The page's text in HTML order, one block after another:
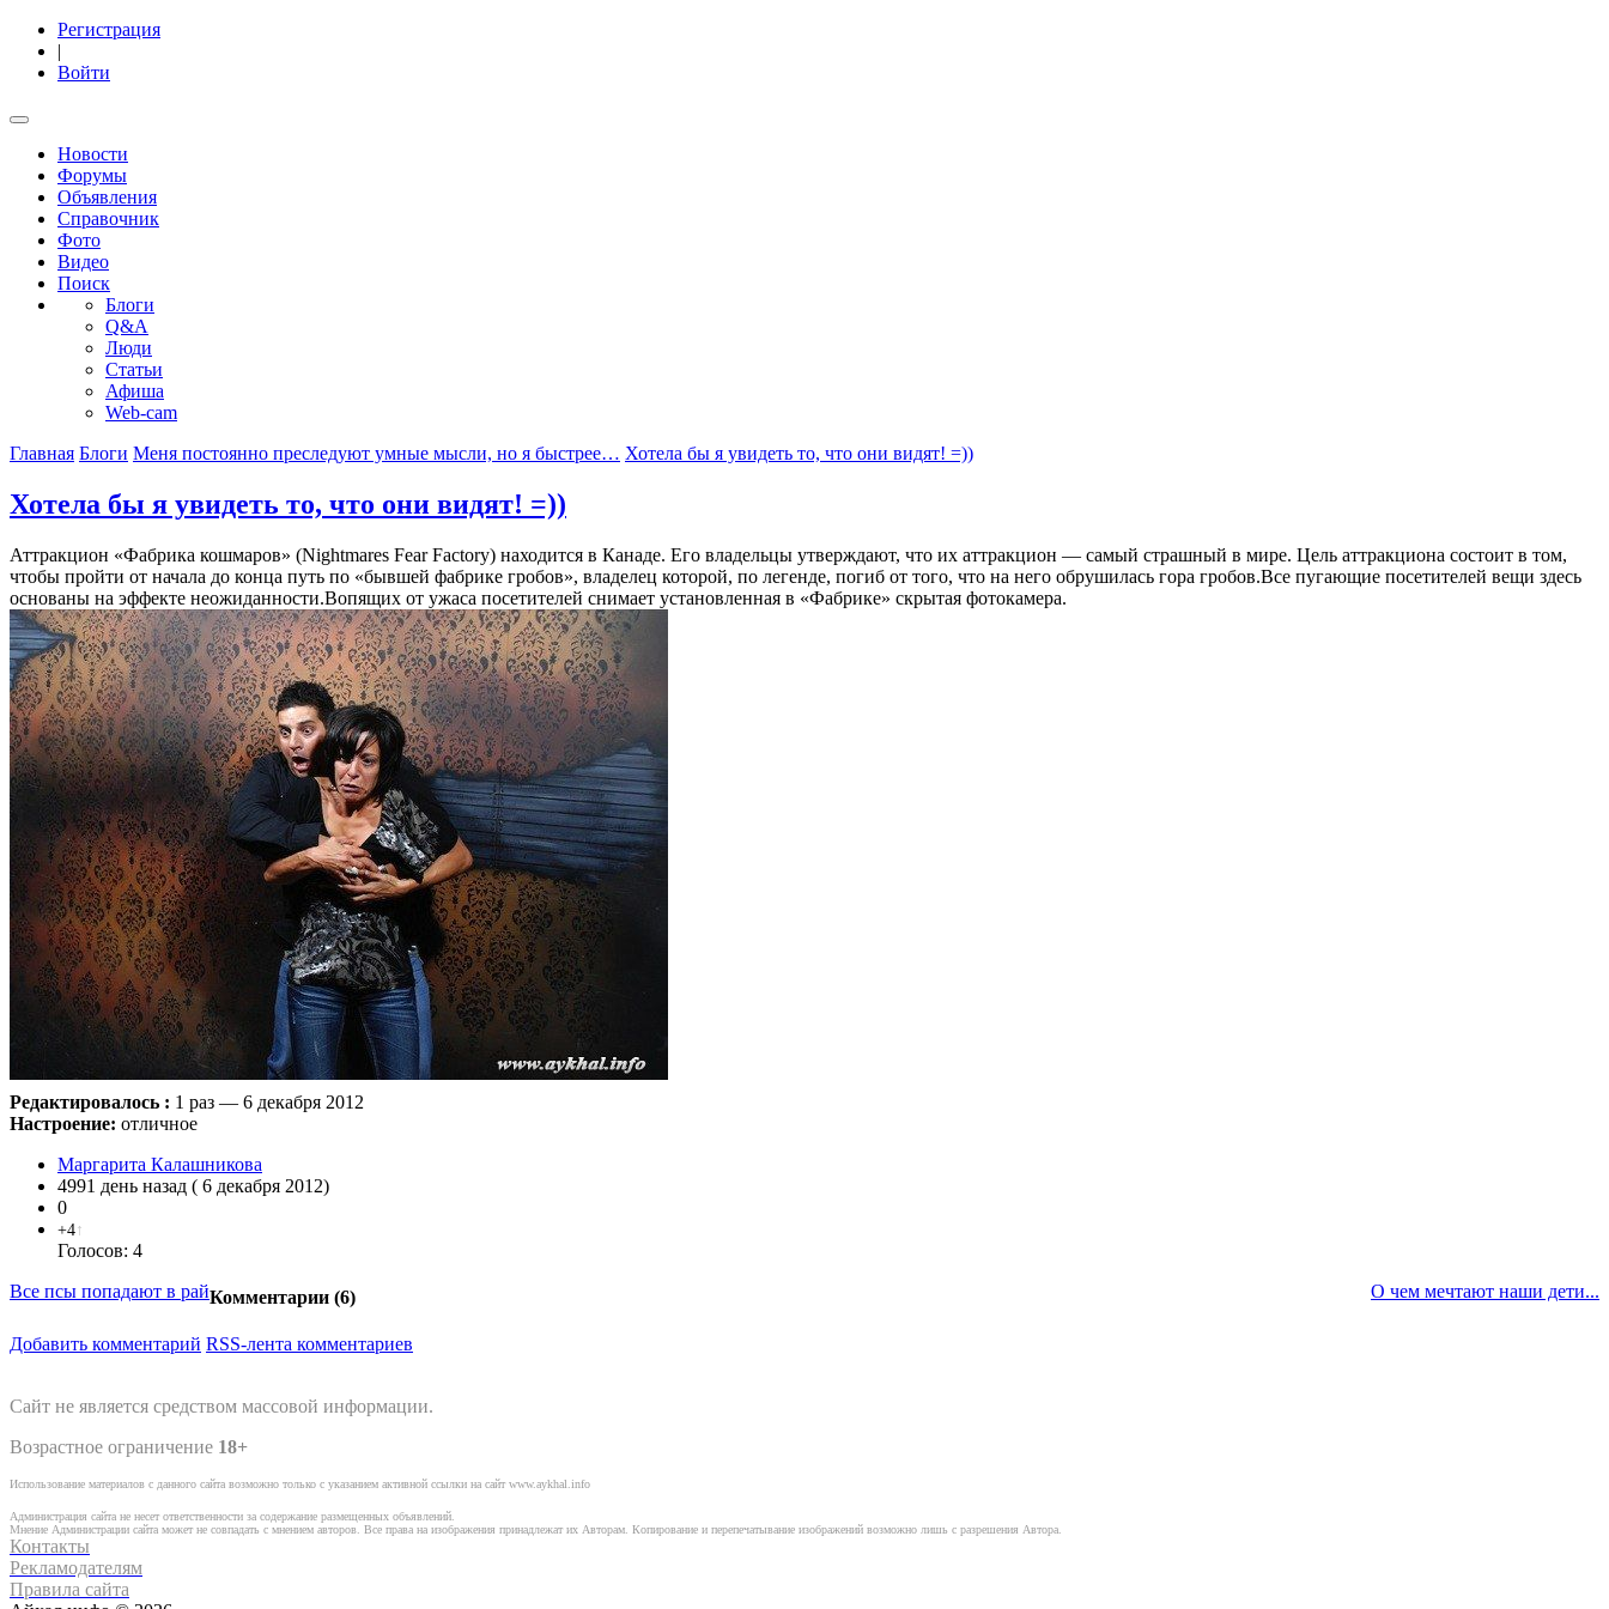
Регистрация
|
Войти
Новости
Форумы
Объявления
Справочник
Фото
Видео
Поиск
Блоги
Q&A
Люди
Статьи
Афиша
Web-cam
Главная Блоги Меня постоянно преследуют умные мысли, но я быстрее… Хотела бы я увидеть то, что они видят! =))
Хотела бы я увидеть то, что они видят! =))
Аттракцион «Фабрика кошмаров» (Nightmares Fear Factory) находится в Канаде. Его владельцы утверждают, что их аттракцион — самый страшный в мире. Цель аттракциона состоит в том,
чтобы пройти от начала до конца путь по «бывшей фабрике гробов», владелец которой, по легенде, погиб от того, что на него обрушилась гора гробов.Все пугающие посетителей вещи здесь
основаны на эффекте неожиданности.Вопящих от ужаса посетителей снимает установленная в «Фабрике» скрытая фотокамера.
Редактировалось : 1 раз — 6 декабря 2012
Настроение: отличное
Маргарита Калашникова
4991 день назад ( 6 декабря 2012)
0
+4↑
Голосов: 4
Все псы попадают в рай
О чем мечтают наши дети...
Комментарии (6)
Добавить комментарий RSS-лента комментариев
Сайт не является средством массовой информации.
Возрастное ограничение 18+
Использование материалов с данного сайта возможно только с указанием активной ссылки на сайт www.aykhal.info
Администрация сайта не несет ответственности за содержание размещенных объявлений.
Мнение Администрации сайта может не совпадать с мнением авторов. Все права на изображения принадлежат их Авторам. Копирование и перепечатывание изображений возможно лишь с разрешения Автора.
Контакты
Рекламодателям
Правила сайта